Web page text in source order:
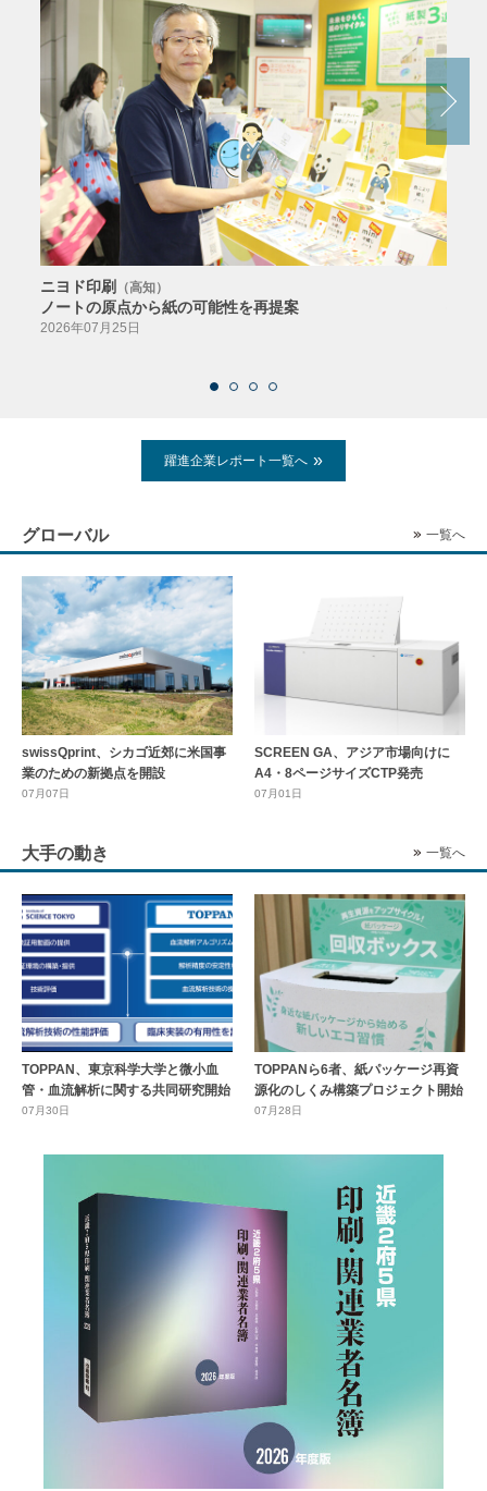
ニヨド印刷 （高知）
ノートの原点から紙の可能性を再提案
2026年07月25日
躍進企業レポート一覧へ
グローバル 一覧へ
swissQprint、シカゴ近郊に⽶国事
業のための新拠点を開設
07月07日
SCREEN GA、アジア市場向けに
A4・8ページサイズCTP発売
07月01日
大手の動き 一覧へ
TOPPAN、東京科学大学と微小血
管・血流解析に関する共同研究開始
07月30日
TOPPANら6者、紙パッケージ再資
源化のしくみ構築プロジェクト開始
07月28日